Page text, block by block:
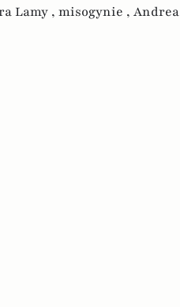
Lamy , misogynie , Andrea